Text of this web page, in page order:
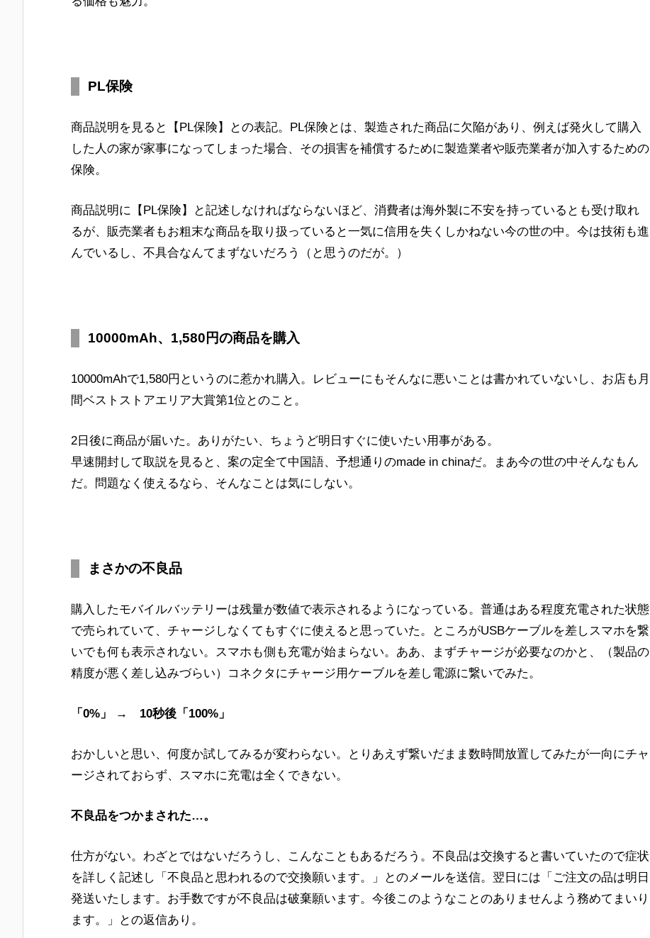
PL保険
商品説明を見ると【PL保険】との表記。PL保険とは、製造された商品に欠陥があり、例えば発火して購入
した人の家が家事になってしまった場合、その損害を補償するために製造業者や販売業者が加入するための
保険。
商品説明に【PL保険】と記述しなければならないほど、消費者は海外製に不安を持っているとも受け取れ
るが、販売業者もお粗末な商品を取り扱っていると一気に信用を失くしかねない今の世の中。今は技術も進
んでいるし、不具合なんてまずないだろう（と思うのだが。）
10000mAh、1,580円の商品を購入
10000mAhで1,580円というのに惹かれ購入。レビューにもそんなに悪いことは書かれていないし、お店も月
間ベストストアエリア大賞第1位とのこと。
2日後に商品が届いた。ありがたい、ちょうど明日すぐに使いたい用事がある。
早速開封して取説を見ると、案の定全て中国語、予想通りのmade in chinaだ。まあ今の世の中そんなもん
だ。問題なく使えるなら、そんなことは気にしない。
まさかの不良品
購入したモバイルバッテリーは残量が数値で表示されるようになっている。普通はある程度充電された状態
で売られていて、チャージしなくてもすぐに使えると思っていた。ところがUSBケーブルを差しスマホを繋
いでも何も表示されない。スマホも側も充電が始まらない。ああ、まずチャージが必要なのかと、（製品の
精度が悪く差し込みづらい）コネクタにチャージ用ケーブルを差し電源に繋いでみた。
「0%」 → 10秒後「100%」
おかしいと思い、何度か試してみるが変わらない。とりあえず繋いだまま数時間放置してみたが一向にチャ
ージされておらず、スマホに充電は全くできない。
不良品をつかまされた…。
仕方がない。わざとではないだろうし、こんなこともあるだろう。不良品は交換すると書いていたので症状
を詳しく記述し「不良品と思われるので交換願います。」とのメールを送信。翌日には「ご注文の品は明日
発送いたします。お手数ですが不良品は破棄願います。今後このようなことのありませんよう務めてまいり
ます。」との返信あり。